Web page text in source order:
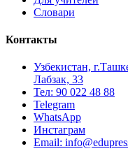
Словари
Контакты
Узбекистан,
Лабзак, 33
Тел: 90 022 48 88
Telegram
WhatsApp
Инстаграм
Email: